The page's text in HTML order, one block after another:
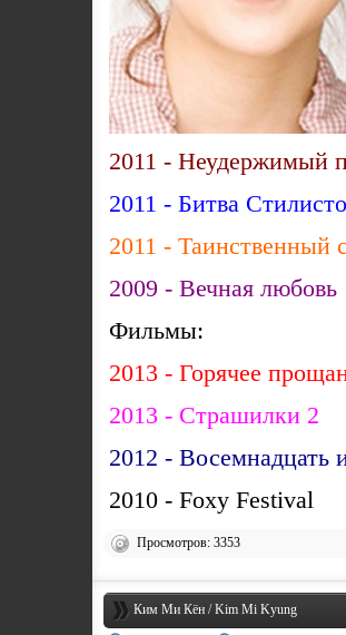
2011 - Неудержимый
2011 - Битва
2011 - Таинственный
2009 - Вечная любовь
Фильмы:
2013 - Горячее
2013 - Страшилки 2
2012 - Восемнадцать
2010 - Foxy Festival
Просмотров: 3353
Ким Ми Кён / Kim Mi Kyung